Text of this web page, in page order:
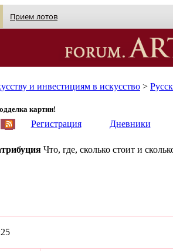
Прием лотов
и инвестициям в искусство >
картин!
Регистрация Дневники
Что, где, сколько стоит и